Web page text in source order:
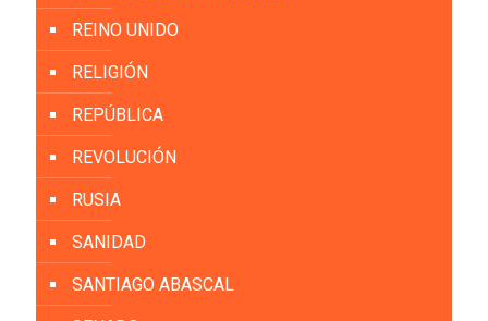
REINO UNIDO
RELIGIÓN
REPÚBLICA
REVOLUCIÓN
RUSIA
SANIDAD
SANTIAGO ABASCAL